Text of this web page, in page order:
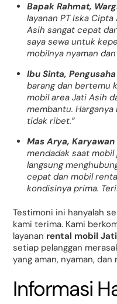
Bapak Rahmat,
layanan PT Iska
Asih sangat cepat
saya sewa untuk
mobilnya nyaman
Ibu Sinta,
barang dan bertemu
mobil area Jati Asih
membantu.
tidak ribet.”
Mas Arya, Karyawan
mendadak saat
langsung
cepat dan mobil
kondisinya prima.
Testimoni ini hanyalah
kami terima. Kami
layanan rental mobil
setiap pelanggan
yang aman, nyaman, dan
Informasi